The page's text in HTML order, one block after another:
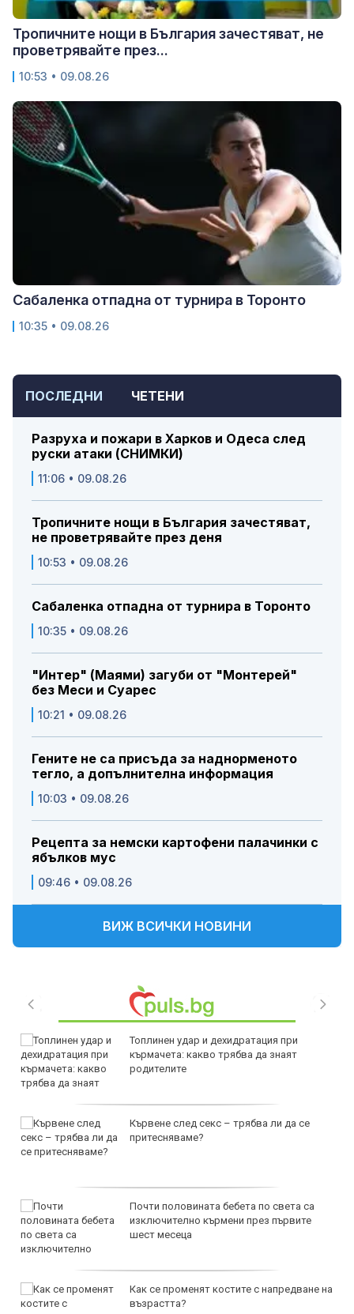
ПОСЛЕДНИ ЧЕТЕНИ
Разруха и пожари в Харков и Одеса след
руски атаки (СНИМКИ)
11:06 • 09.08.26
Тропичните нощи в България зачестяват,
не проветрявайте през деня
10:53 • 09.08.26
Сабаленка отпадна от турнира в Торонто
10:35 • 09.08.26
"Интер" (Маями) загуби от "Монтерей"
без Меси и Суарес
10:21 • 09.08.26
Гените не са присъда за наднорменото
тегло, а допълнителна информация
10:03 • 09.08.26
Рецепта за немски картофени палачинки с
ябълков мус
09:46 • 09.08.26
ВИЖ ВСИЧКИ НОВИНИ
Топлинен удар и дехидратация при
кърмачета: какво трябва да знаят
родителите
Кървене след секс – трябва ли да се
притесняваме?
Почти половината бебета по света са
изключително кърмени през първите
шест месеца
Как се променят костите с напредване на
възрастта?
Тропичните нощи в България зачестяват, не
проветрявайте през...
10:53 • 09.08.26
Сабаленка отпадна от турнира в Торонто
10:35 • 09.08.26